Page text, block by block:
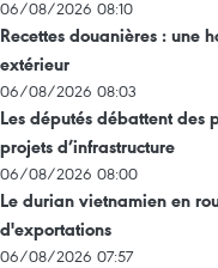
06/08/2026 08:10
Recettes douanières : une
extérieur
06/08/2026 08:03
Les députés débattent des
projets d’infrastructure
06/08/2026 08:00
Le durian vietnamien en
d'exportations
06/08/2026 07:57